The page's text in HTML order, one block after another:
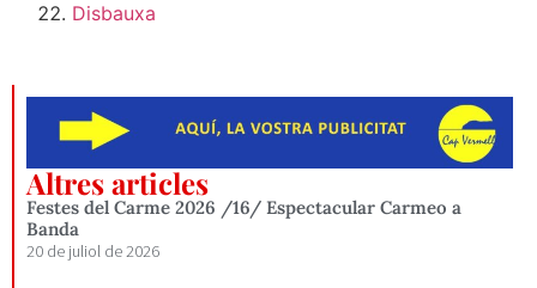
Disbauxa
Altres articles
Festes del Carme 2026 /16/ Espectacular Carmeo a
Banda
20 de juliol de 2026